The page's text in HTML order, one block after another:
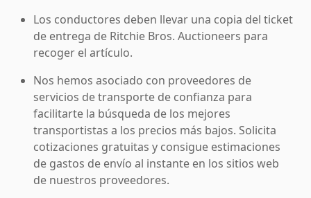
Los conductores deben llevar una copia del ticket
de entrega de Ritchie Bros. Auctioneers para
recoger el artículo.
Nos hemos asociado con proveedores de
servicios de transporte de confianza para
facilitarte la búsqueda de los mejores
transportistas a los precios más bajos. Solicita
cotizaciones gratuitas y consigue estimaciones
de gastos de envío al instante en los sitios web
de nuestros proveedores.